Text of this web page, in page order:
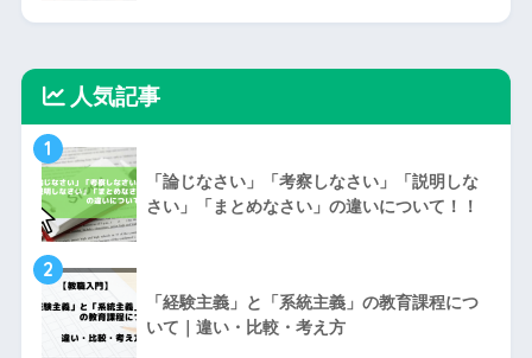
人気記事
1
「論じなさい」「考察しなさい」「説明しな
さい」「まとめなさい」の違いについて！！
2
「経験主義」と「系統主義」の教育課程につ
いて｜違い・比較・考え方